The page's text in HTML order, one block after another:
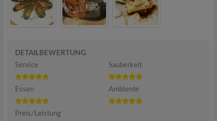
DETAILBEWERTUNG
Service
Sauberkeit
Essen Ambiente
Preis/Leistung